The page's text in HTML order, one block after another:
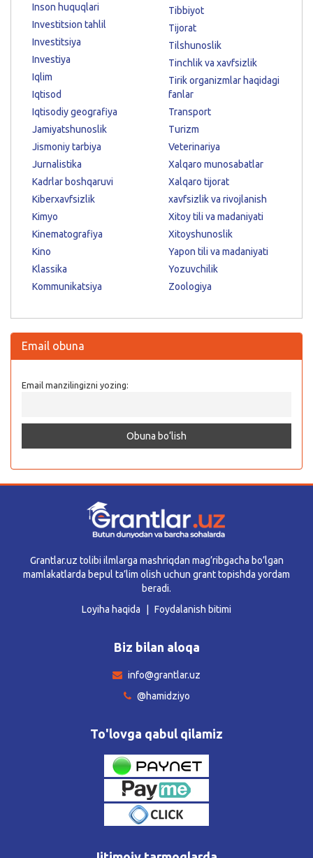
Inson huquqlari
Investitsion tahlil
Investitsiya
Investiya
Iqlim
Iqtisod
Iqtisodiy geografiya
Jamiyatshunoslik
Jismoniy tarbiya
Jurnalistika
Kadrlar boshqaruvi
Kiberxavfsizlik
Kimyo
Kinematografiya
Kino
Klassika
Kommunikatsiya
Tibbiyot
Tijorat
Tilshunoslik
Tinchlik va xavfsizlik
Tirik organizmlar haqidagi
fanlar
Transport
Turizm
Veterinariya
Xalqaro munosabatlar
Xalqaro tijorat
xavfsizlik va rivojlanish
Xitoy tili va madaniyati
Xitoyshunoslik
Yapon tili va madaniyati
Yozuvchilik
Zoologiya
Email obuna
Email manzilingizni yozing:
Grantlar.uz tolibi ilmlarga mashriqdan mag’ribgacha bo’lgan
mamlakatlarda bepul ta’lim olish uchun grant topishda yordam
beradi.
Loyiha haqida
Foydalanish bitimi
Biz bilan aloqa
info@grantlar.uz
@hamidziyo
To'lovga qabul qilamiz